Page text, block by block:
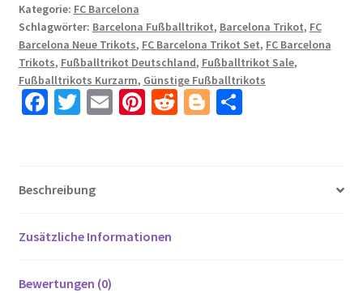
Fußballtrikots
Set
mit
namen
JOÂO
FÉLIX
Kategorie: FC Barcelona
Schlagwörter: Barcelona Fußballtrikot, Barcelona Trikot, FC
Barcelona Neue Trikots, FC Barcelona Trikot Set, FC Barcelona
Trikots, Fußballtrikot Deutschland, Fußballtrikot Sale,
Fußballtrikots Kurzarm, Günstige Fußballtrikots
Fa
o
k
T
er
E Pi R Bl T
Beschreibung
Zusätzliche Informationen
Bewertungen (0)